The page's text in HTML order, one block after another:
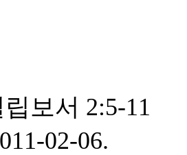
보서 2:5-11
02-06.